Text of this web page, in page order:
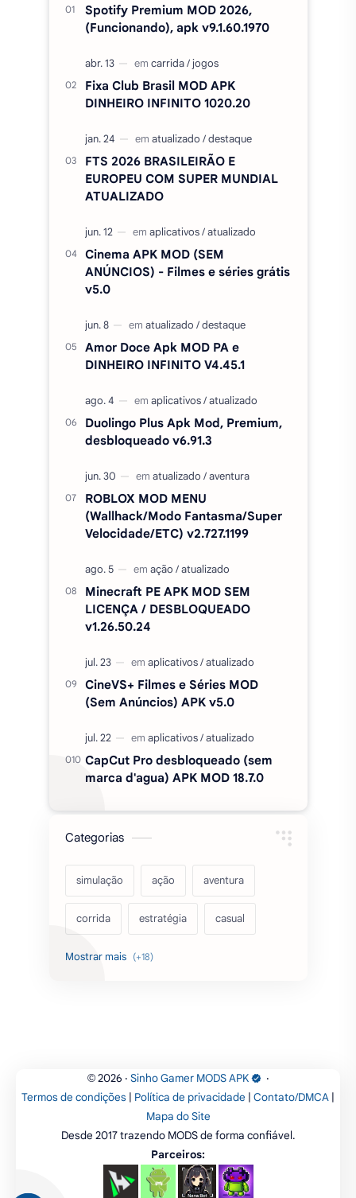
Spotify Premium MOD 2026,
(Funcionando), apk v9.1.60.1970
Fixa Club Brasil MOD APK
DINHEIRO INFINITO 1020.20
FTS 2026 BRASILEIRÃO E
EUROPEU COM SUPER MUNDIAL
ATUALIZADO
Cinema APK MOD (SEM
ANÚNCIOS) - Filmes e séries grátis
v5.0
Amor Doce Apk MOD PA e
DINHEIRO INFINITO V4.45.1
Duolingo Plus Apk Mod, Premium,
desbloqueado v6.91.3
ROBLOX MOD MENU
(Wallhack/Modo Fantasma/Super
Velocidade/ETC) v2.727.1199
Minecraft PE APK MOD SEM
LICENÇA / DESBLOQUEADO
v1.26.50.24
CineVS+ Filmes e Séries MOD
(Sem Anúncios) APK v5.0
CapCut Pro desbloqueado (sem
marca d'agua) APK MOD 18.7.0
Categorias
simulação ação aventura
corrida estratégia casual
acarde esportes
luta educação
desenho
artes
© 2026 ‧ Sinho Gamer MODS APK
‧
Termos de condições | Política de privacidade | Contato/DMCA |
Mapa do Site
Desde 2017 trazendo MODS de forma confiável.
Parceiros: